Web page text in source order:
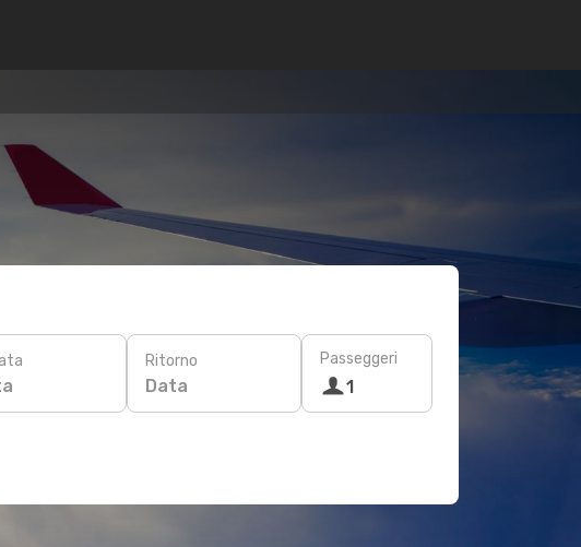
Ritorno
Data
Passeggeri
1